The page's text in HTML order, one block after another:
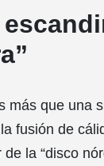
más que una
fusión de
la “disco